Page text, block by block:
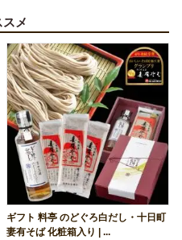
メ
ギフト 料亭 のどぐろ白だし・十日町
妻有そば 化粧箱入り | ...